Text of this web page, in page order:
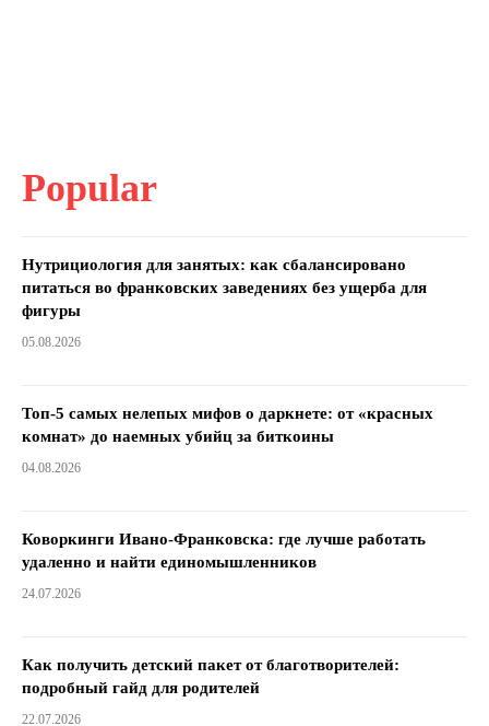
Popular
Нутрициология для занятых: как сбалансировано
питаться во франковских заведениях без ущерба для
фигуры
05.08.2026
Топ-5 самых нелепых мифов о даркнете: от «красных
комнат» до наемных убийц за биткоины
04.08.2026
Коворкинги Ивано-Франковска: где лучше работать
удаленно и найти единомышленников
24.07.2026
Как получить детский пакет от благотворителей:
подробный гайд для родителей
22.07.2026